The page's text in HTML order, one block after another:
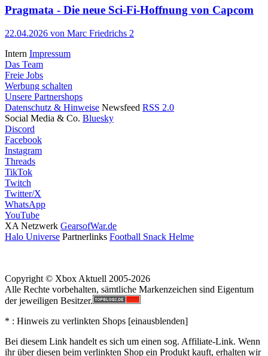
Pragmata - Die neue Sci-Fi-Hoffnung von Capcom
22.04.2026 von Marc Friedrichs 2
Intern Impressum
Das Team
Freie Jobs
Werbung schalten
Unsere Partnershops
Datenschutz & Hinweise Newsfeed RSS 2.0
Social Media & Co. Bluesky
Discord
Facebook
Instagram
Threads
TikTok
Twitch
Twitter/X
WhatsApp
YouTube
XA Netzwerk GearsofWar.de
Halo Universe Partnerlinks Football Snack Helme
Copyright © Xbox Aktuell 2005-2026
Alle Rechte vorbehalten, sämtliche Markenzeichen sind Eigentum
der jeweiligen Besitzer.
* : Hinweis zu verlinkten Shops [einausblenden]
Bei diesem Link handelt es sich um einen sog. Affiliate-Link. Wenn
ihr über diesen beim verlinkten Shop ein Produkt kauft, erhalten wir